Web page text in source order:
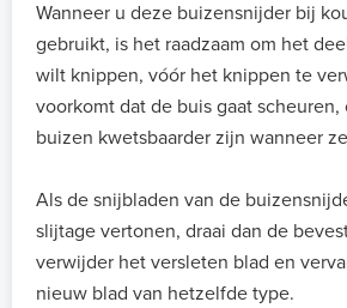
Wanneer u deze buizensnijder bij
gebruikt, is het raadzaam om het
wilt knippen, vóór het knippen te
voorkomt dat de buis gaat
buizen kwetsbaarder zijn wanneer
Als de snijbladen van de
slijtage vertonen, draai dan de
verwijder het versleten blad en
nieuw blad van hetzelfde type.